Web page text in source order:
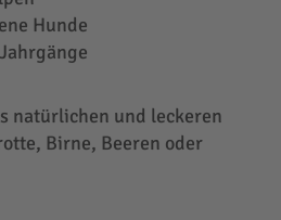
Hunde
natürlichen und leckeren
Birne, Beeren oder